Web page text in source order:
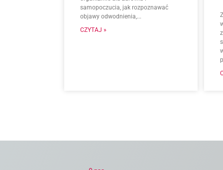
samopoczucia, jak rozpoznawać
objawy odwodnienia,...
CZYTAJ »